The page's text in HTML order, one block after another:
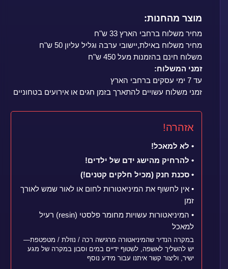
מוצר מהחנות:
מחיר משלוח ברחבי הארץ 33 ש"ח
מחיר משלוח באילת,יישובי ערבה וגליל עליון 50 ש"ח
משלוח חינם בהזמנות מעל 450 ש"ח
זמני המשלוח:
עד 7 ימי עסקים ברחבי הארץ
זמני משלוח עשויים להתארך בזמן חגים או אירועים בטחוניים
אזהרה!
• לא למאכל!
• להרחיק מהישג ידם של ילדים!
• סכנת חנק (מכיל חלקים קטנים!)
• אין לחשוף את המיניאטורות לחום או לאור שמש לאורך
זמן
• המיניאטורות עשויות מחומר פלסטי (resin) רעיל
למאכל
במקרה הנדיר שהמיניאטורה מרגישה רכה / נוזלת / מטפטפת—
יש להשליך לאשפה, לשטוף ידיים במים וסבון במקרה של מגע
ישיר, וליצור קשר איתנו עבור מידע נוסף